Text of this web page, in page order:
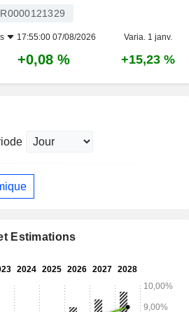
17:55:00 07/08/2026 Varia. 1 janv.
+0,08 % +15,23 %
Estimations